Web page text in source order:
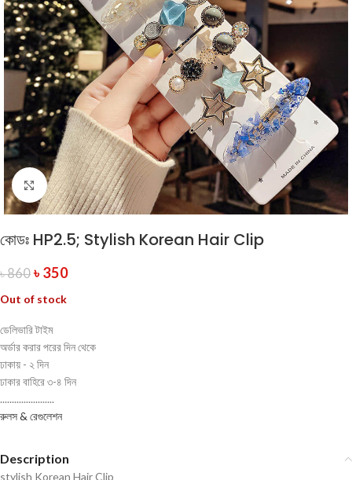
Click to enlarge
কোডঃ HP2.5; Stylish Korean Hair Clip
৳860 ৳350
Out of stock
ডেলিভারি টাইম
অর্ডার করার পরের দিন থেকে
ঢাকায় - ২ দিন
ঢাকার বাহিরে ৩-৪ দিন
.......................
রুলস & রেগুলেশন
Description
stylish Korean Hair Clip